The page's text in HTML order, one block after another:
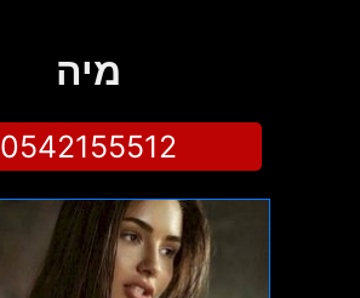
מיה
0542155512